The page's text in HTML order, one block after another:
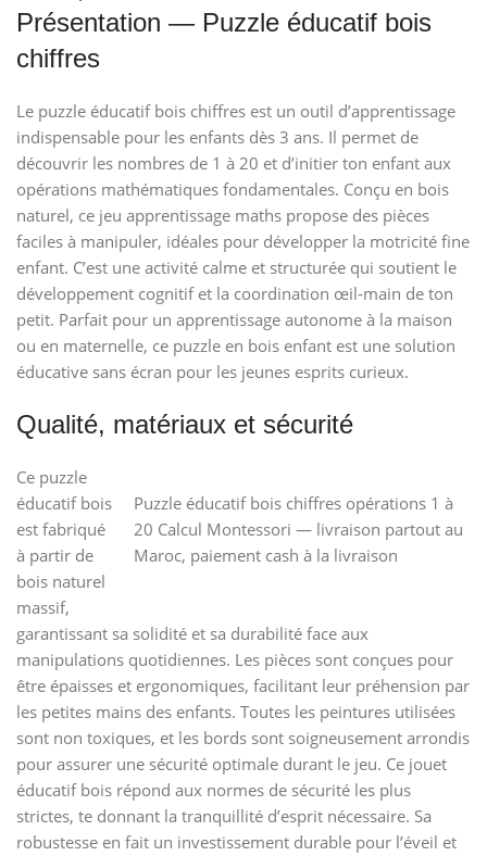
Présentation — Puzzle éducatif bois
chiffres
Le puzzle éducatif bois chiffres est un outil d’apprentissage
indispensable pour les enfants dès 3 ans. Il permet de
découvrir les nombres de 1 à 20 et d’initier ton enfant aux
opérations mathématiques fondamentales. Conçu en bois
naturel, ce jeu apprentissage maths propose des pièces
faciles à manipuler, idéales pour développer la motricité fine
enfant. C’est une activité calme et structurée qui soutient le
développement cognitif et la coordination œil-main de ton
petit. Parfait pour un apprentissage autonome à la maison
ou en maternelle, ce puzzle en bois enfant est une solution
éducative sans écran pour les jeunes esprits curieux.
Qualité, matériaux et sécurité
Puzzle éducatif bois chiffres opérations 1 à
20 Calcul Montessori — livraison partout au
Maroc, paiement cash à la livraison
Ce puzzle
éducatif bois
est fabriqué
à partir de
bois naturel
massif,
garantissant sa solidité et sa durabilité face aux
manipulations quotidiennes. Les pièces sont conçues pour
être épaisses et ergonomiques, facilitant leur préhension par
les petites mains des enfants. Toutes les peintures utilisées
sont non toxiques, et les bords sont soigneusement arrondis
pour assurer une sécurité optimale durant le jeu. Ce jouet
éducatif bois répond aux normes de sécurité les plus
strictes, te donnant la tranquillité d’esprit nécessaire. Sa
robustesse en fait un investissement durable pour l’éveil et